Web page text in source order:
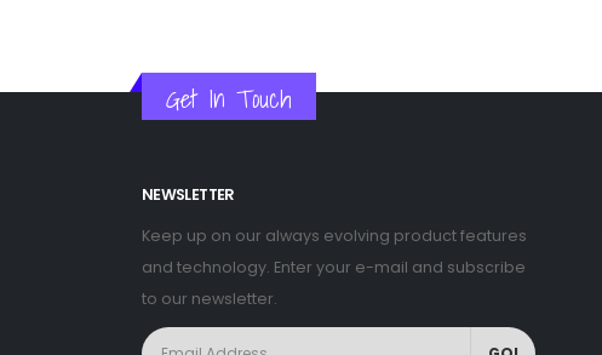
Get In Touch
NEWSLETTER
Keep up on our always evolving product features
and technology. Enter your e-mail and subscribe
to our newsletter.